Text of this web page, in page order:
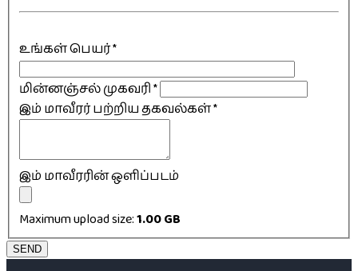
உங்கள் பெயர்*
மின்னஞ்சல் முகவரி*
இம் மாவீரர் பற்றிய தகவல்கள்*
இம் மாவீரரின் ஒளிப்படம்
Maximum upload size:1.00 GB
SEND